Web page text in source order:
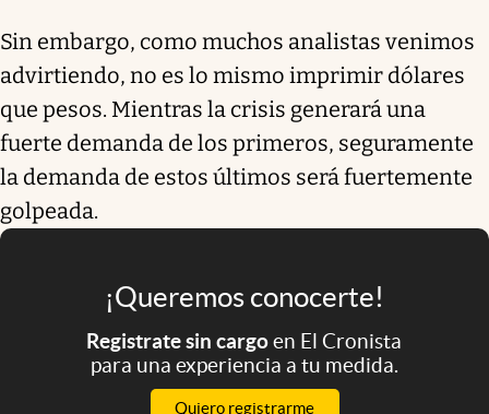
Sin embargo, como muchos analistas venimos
advirtiendo, no es lo mismo imprimir dólares
que pesos. Mientras la crisis generará una
fuerte demanda de los primeros, seguramente
la demanda de estos últimos será fuertemente
golpeada.
¡Queremos conocerte!
Registrate sin cargoen El Cronista
para una experiencia a tu medida.
Quiero registrarme